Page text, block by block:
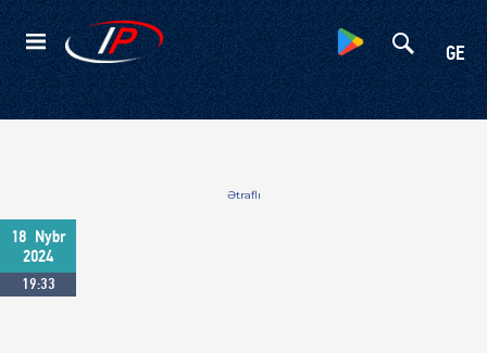
GE
Kateqoriyalar
Ətraflı
18
Nybr
2024
19:33